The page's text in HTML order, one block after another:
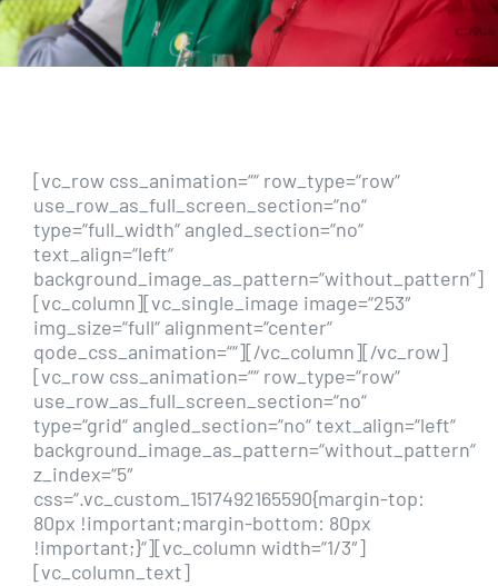
[vc_row css_animation=““ row_type=“row“
use_row_as_full_screen_section=“no“
type=“full_width“ angled_section=“no“
text_align=“left“
background_image_as_pattern=“without_pattern“]
[vc_column][vc_single_image image=“253″
img_size=“full“ alignment=“center“
qode_css_animation=““][/vc_column][/vc_row]
[vc_row css_animation=““ row_type=“row“
use_row_as_full_screen_section=“no“
type=“grid“ angled_section=“no“ text_align=“left“
background_image_as_pattern=“without_pattern“
z_index=“5″
css=“.vc_custom_1517492165590{margin-top:
80px !important;margin-bottom: 80px
!important;}“][vc_column width=“1/3″]
[vc_column_text]